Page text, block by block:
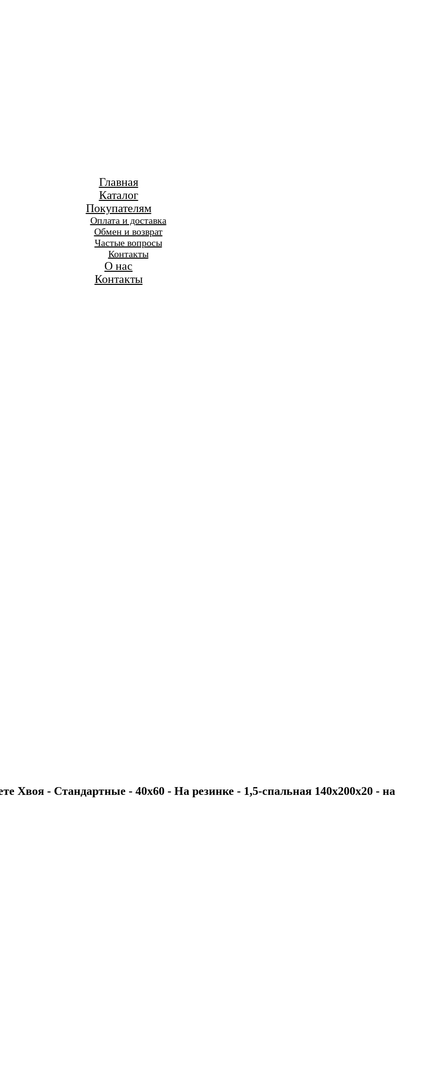
Главная
Каталог
Покупателям
Оплата и доставка
Обмен и возврат
Частые вопросы
Контакты
О нас
Контакты
Хвоя - Стандартные - 40х60 - На резинке - 1,5-спальная 140х200х20 - на